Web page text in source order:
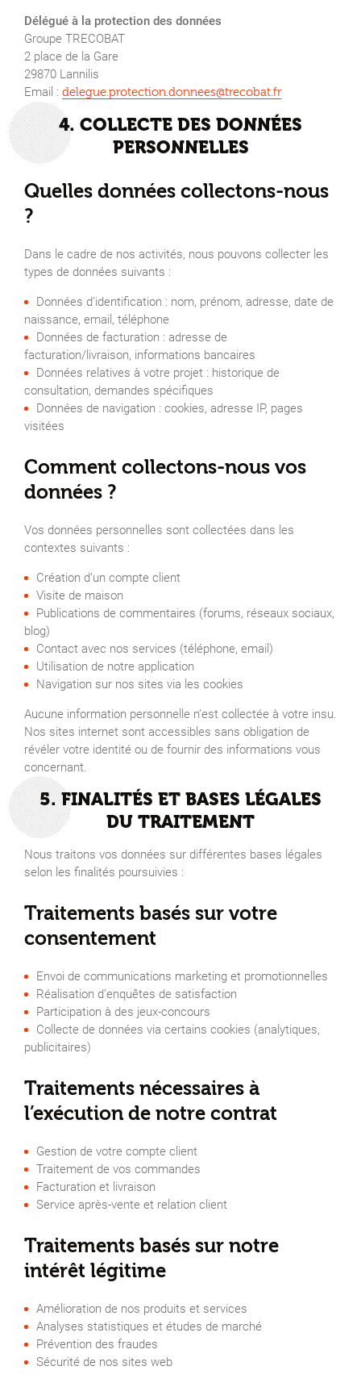
Délégué à la protection des données
Groupe TRECOBAT
2 place de la Gare
29870 Lannilis
Email : delegue.protection.donnees@trecobat.fr
4. COLLECTE DES DONNÉES
PERSONNELLES
Quelles données collectons-nous
?
Dans le cadre de nos activités, nous pouvons collecter les
types de données suivants :
Données d’identification : nom, prénom, adresse, date de
naissance, email, téléphone
Données de facturation : adresse de
facturation/livraison, informations bancaires
Données relatives à votre projet : historique de
consultation, demandes spécifiques
Données de navigation : cookies, adresse IP, pages
visitées
Comment collectons-nous vos
données ?
Vos données personnelles sont collectées dans les
contextes suivants :
Création d’un compte client
Visite de maison
Publications de commentaires (forums, réseaux sociaux,
blog)
Contact avec nos services (téléphone, email)
Utilisation de notre application
Navigation sur nos sites via les cookies
Aucune information personnelle n’est collectée à votre insu.
Nos sites internet sont accessibles sans obligation de
révéler votre identité ou de fournir des informations vous
concernant.
5. FINALITÉS ET BASES LÉGALES
DU TRAITEMENT
Nous traitons vos données sur différentes bases légales
selon les finalités poursuivies :
Traitements basés sur votre
consentement
Envoi de communications marketing et promotionnelles
Réalisation d’enquêtes de satisfaction
Participation à des jeux-concours
Collecte de données via certains cookies (analytiques,
publicitaires)
Traitements nécessaires à
l’exécution de notre contrat
Gestion de votre compte client
Traitement de vos commandes
Facturation et livraison
Service après-vente et relation client
Traitements basés sur notre
intérêt légitime
Amélioration de nos produits et services
Analyses statistiques et études de marché
Prévention des fraudes
Sécurité de nos sites web